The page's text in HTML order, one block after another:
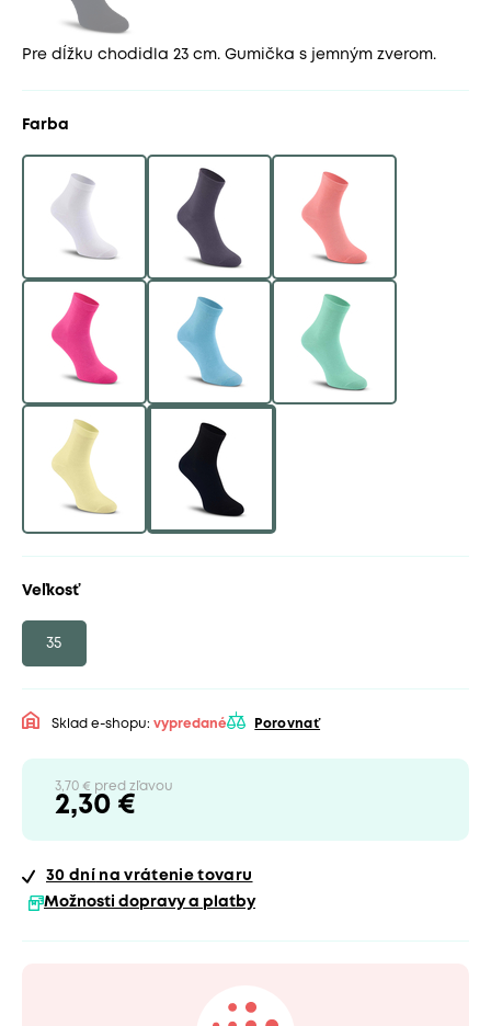
Pre dĺžku chodidla 23 cm. Gumička s jemným zverom.
Farba
Veľkosť
35
Sklad e-shopu: vypredané Porovnať
3,70 € pred zľavou
2,30 €
30 dní na vrátenie tovaru
Možnosti dopravy a platby